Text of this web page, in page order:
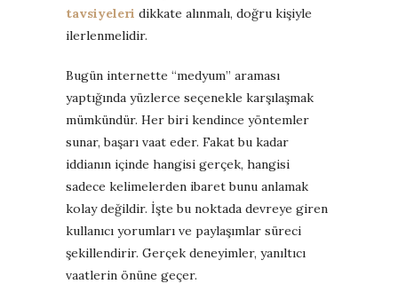
tavsiyeleri dikkate alınmalı, doğru kişiyle
ilerlenmelidir.
Bugün internette “medyum” araması
yaptığında yüzlerce seçenekle karşılaşmak
mümkündür. Her biri kendince yöntemler
sunar, başarı vaat eder. Fakat bu kadar
iddianın içinde hangisi gerçek, hangisi
sadece kelimelerden ibaret bunu anlamak
kolay değildir. İşte bu noktada devreye giren
kullanıcı yorumları ve paylaşımlar süreci
şekillendirir. Gerçek deneyimler, yanıltıcı
vaatlerin önüne geçer.